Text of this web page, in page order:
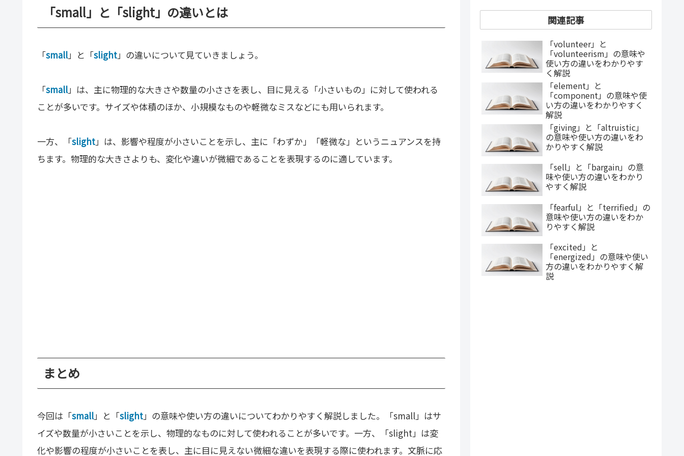
「small」と「slight」の違いとは
「small」と「slight」の違いについて見ていきましょう。
「small」は、主に物理的な大きさや数量の小ささを表し、目に見える「小さいもの」に対して使われる
ことが多いです。サイズや体積のほか、小規模なものや軽微なミスなどにも用いられます。
一方、「slight」は、影響や程度が小さいことを示し、主に「わずか」「軽微な」というニュアンスを持
ちます。物理的な大きさよりも、変化や違いが微細であることを表現するのに適しています。
まとめ
今回は「small」と「slight」の意味や使い方の違いについてわかりやすく解説しました。「small」はサ
イズや数量が小さいことを示し、物理的なものに対して使われることが多いです。一方、「slight」は変
化や影響の程度が小さいことを表し、主に目に見えない微細な違いを表現する際に使われます。文脈に応
関連記事
「volunteer」と
「volunteerism」の意味や
使い方の違いをわかりやす
く解説
「element」と
「component」の意味や使
い方の違いをわかりやすく
解説
「giving」と「altruistic」
の意味や使い方の違いをわ
かりやすく解説
「sell」と「bargain」の意
味や使い方の違いをわかり
やすく解説
「fearful」と「terrified」の
意味や使い方の違いをわか
りやすく解説
「excited」と
「energized」の意味や使い
方の違いをわかりやすく解
説